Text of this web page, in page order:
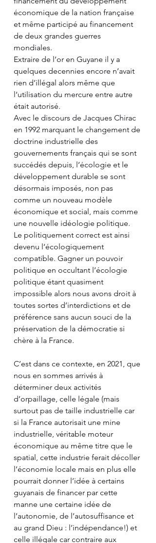
économique de la nation française
et même participé au financement
de deux grandes guerres
mondiales.
Extraire de l’or en Guyane il y a
quelques decennies encore n’avait
rien d’illégal alors même que
l‘utilisation du mercure entre autre
était autorisé.
Avec le discours de Jacques Chirac
en 1992 marquant le changement de
doctrine industrielle des
gouvernements français qui se sont
succédés depuis, l’écologie et le
développement durable se sont
désormais imposés, non pas
comme un nouveau modèle
économique et social, mais comme
une nouvelle idéologie politique.
Le politiquement correct est ainsi
devenu l‘écologiquement
compatible. Gagner un pouvoir
politique en occultant l’écologie
politique étant quasiment
impossible alors nous avons droit à
toutes sortes d’interdictions et de
préférence sans aucun souci de la
préservation de la démocratie si
chère à la France.
C’est dans ce contexte, en 2021, que
nous en sommes arrivés à
déterminer deux activités
d’orpaillage, celle légale (mais
surtout pas de taille industrielle car
si la France autorisait une mine
industrielle, véritable moteur
économique au même titre que le
spatial, cette industrie ferait décoller
l’économie locale mais en plus elle
pourrait donner l’idée à certains
guyanais de financer par cette
manne une certaine idée de
l’autonomie, de l’autosuffisance et
au grand Dieu : l’indépendance!) et
celle illégale car contraire aux